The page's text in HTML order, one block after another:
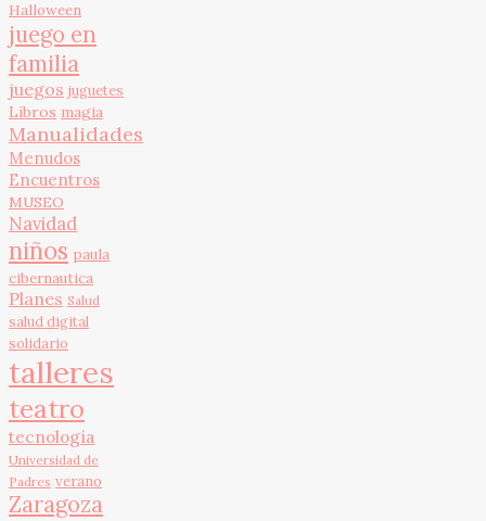
Halloween
juego en
familia
juegos juguetes
Libros magia
Manualidades
Menudos
Encuentros
MUSEO
Navidad
niños paula
cibernautica
Planes Salud
salud digital
solidario
talleres
teatro
tecnología
Universidad de
Padres verano
Zaragoza